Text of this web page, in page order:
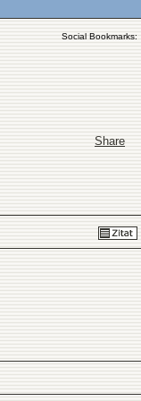
Social Bookmarks:
Share